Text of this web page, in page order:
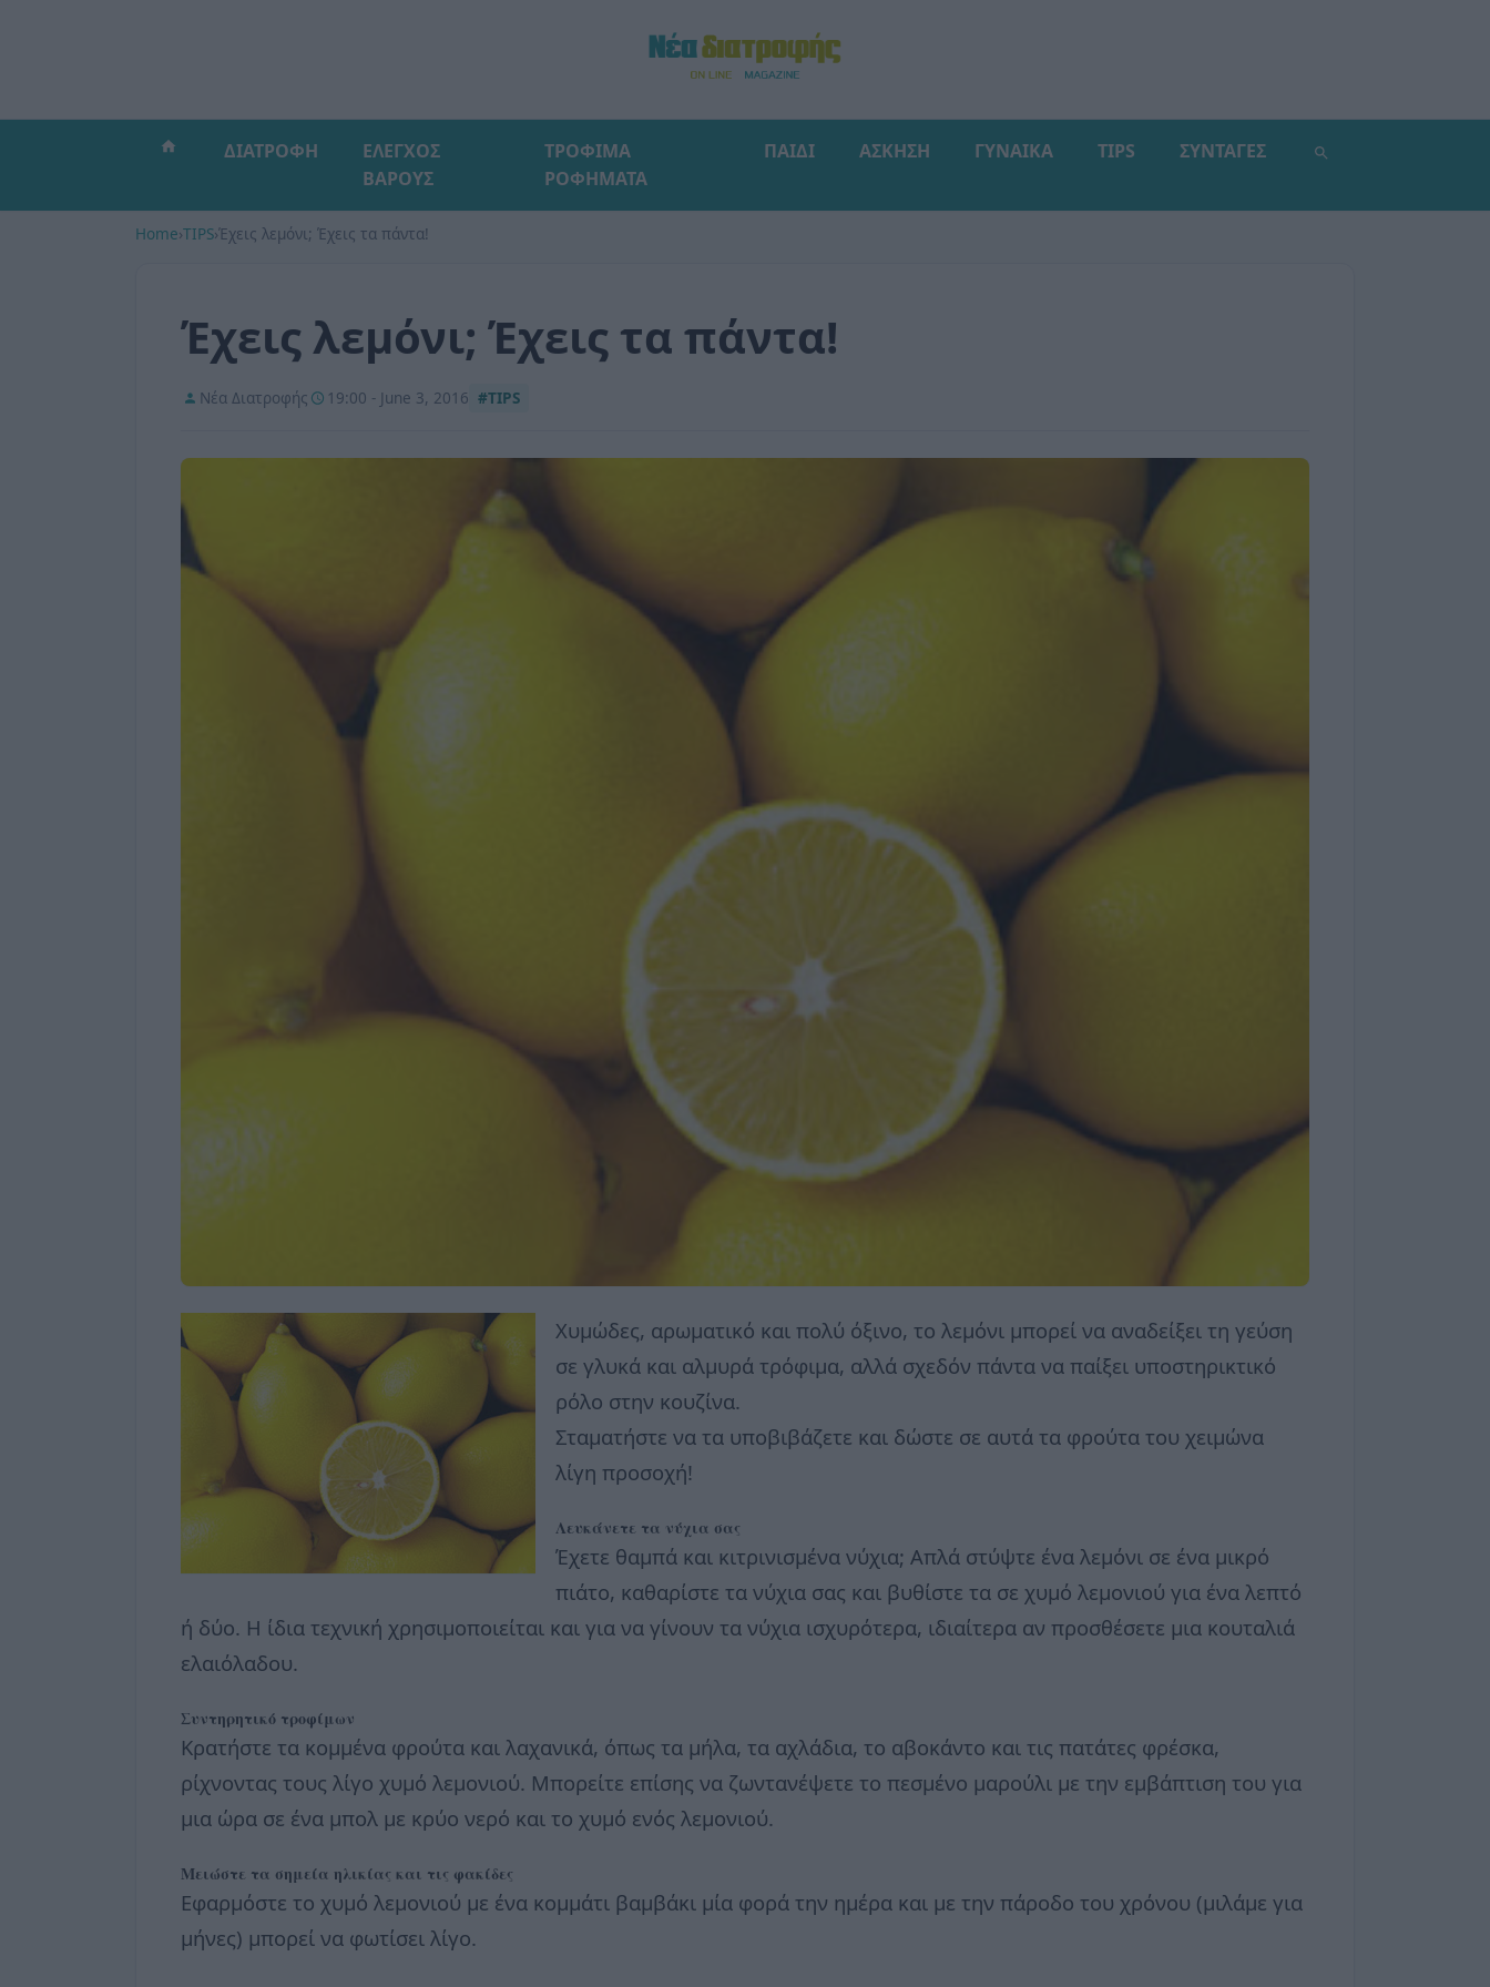
ΔΙΑΤΡΟΦΗ
ΕΛΕΓΧΟΣ
ΒΑΡΟΥΣ
ΤΡΟΦΙΜΑ
ΡΟΦΗΜΑΤΑ
ΠΑΙΔΙ ΑΣΚΗΣΗ ΓΥΝΑΙΚΑ TIPS ΣΥΝΤΑΓΕΣ
Home›TIPS›Έχεις λεμόνι; Έχεις τα πάντα!
Έχεις λεμόνι; Έχεις τα πάντα!
Νέα Διατροφής 19:00 - June 3, 2016 #TIPS
Χυμώδες, αρωματικό και πολύ όξινο, το λεμόνι μπορεί να αναδείξει τη γεύση
σε γλυκά και αλμυρά τρόφιμα, αλλά σχεδόν πάντα να παίξει υποστηρικτικό
ρόλο στην κουζίνα.
Σταματήστε να τα υποβιβάζετε και δώστε σε αυτά τα φρούτα του χειμώνα
λίγη προσοχή!
Λευκάνετε τα νύχια σας
Έχετε θαμπά και κιτρινισμένα νύχια; Απλά στύψτε ένα λεμόνι σε ένα μικρό
πιάτο, καθαρίστε τα νύχια σας και βυθίστε τα σε χυμό λεμονιού για ένα λεπτό
ή δύο. Η ίδια τεχνική χρησιμοποιείται και για να γίνουν τα νύχια ισχυρότερα, ιδιαίτερα αν προσθέσετε μια κουταλιά
ελαιόλαδου.
Συντηρητικό τροφίμων
Κρατήστε τα κομμένα φρούτα και λαχανικά, όπως τα μήλα, τα αχλάδια, το αβοκάντο και τις πατάτες φρέσκα,
ρίχνοντας τους λίγο χυμό λεμονιού. Μπορείτε επίσης να ζωντανέψετε το πεσμένο μαρούλι με την εμβάπτιση του για
μια ώρα σε ένα μπολ με κρύο νερό και το χυμό ενός λεμονιού.
Μειώστε τα σημεία ηλικίας και τις φακίδες
Εφαρμόστε το χυμό λεμονιού με ένα κομμάτι βαμβάκι μία φορά την ημέρα και με την πάροδο του χρόνου (μιλάμε για
μήνες) μπορεί να φωτίσει λίγο.